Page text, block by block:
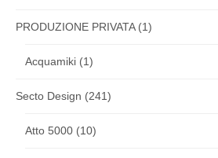
PRODUZIONE PRIVATA(1)
Acquamiki (1)
Secto Design (241)
Atto 5000 (10)